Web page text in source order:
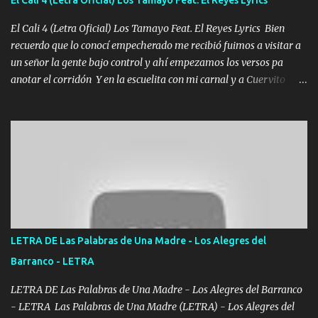
echarle chingazos Y seguir trabajando porque nada es...
El Cali 4 (Letra Oficial) Los Tamayo Feat. El Reyes Lyrics Bien
recuerdo que lo conocí empecherado me recibió fuimos a visitar a
un señor la gente bajo control y ahí empezamos los versos pa
anotar el corridón Y en la escuelita con mi carnal y a Cuervito
verde se le extraña pa que sepan Aquí Pura GENTE DE LA RANA 🐸
POR CLAVE ES EL CALI 4 EN LA CIUDAD TIJUANA Música Al
tirante andamos mi carnal atento a cualquier necesidad no porque
se ve limpio el camino nos confiamos al andar y nunca con la
misma piedra me vuelvo a tropezar Cuando ando de enamorado
en corto me tiró a per...
LETRA DE Las Palabras de Una Madre - Los Alegres del
Barranco - LETRA
LETRA DE Las Palabras de Una Madre - Los Alegres del Barranco
- LETRA Las Palabras de Una Madre (LETRA) - Los Alegres del